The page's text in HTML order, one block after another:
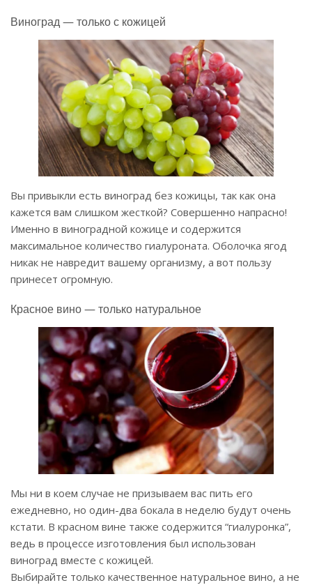
Виноград — только с кожицей
Вы привыкли есть виноград без кожицы, так как она
кажется вам слишком жесткой? Совершенно напрасно!
Именно в виноградной кожице и содержится
максимальное количество гиалуроната. Оболочка ягод
никак не навредит вашему организму, а вот пользу
принесет огромную.
Красное вино — только натуральное
Мы ни в коем случае не призываем вас пить его
ежедневно, но один-два бокала в неделю будут очень
кстати. В красном вине также содержится “гиалуронка”,
ведь в процессе изготовления был использован
виноград вместе с кожицей.
Выбирайте только качественное натуральное вино, а не